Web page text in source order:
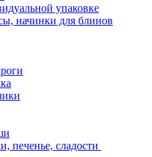
упаковке
начинки для блинов
печенье, сладости